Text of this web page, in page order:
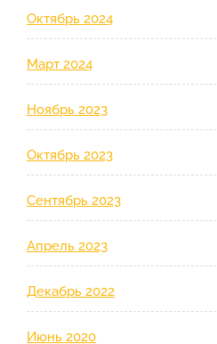
Октябрь 2024
Март 2024
Ноябрь 2023
Октябрь 2023
Сентябрь 2023
Апрель 2023
Декабрь 2022
Июнь 2020